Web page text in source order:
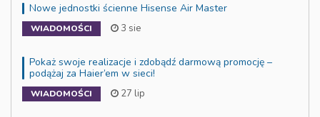
Nowe jednostki ścienne Hisense Air Master
WIADOMOŚCI 3 sie
Pokaż swoje realizacje i zdobądź darmową promocję –
podążaj za Haier’em w sieci!
WIADOMOŚCI 27 lip